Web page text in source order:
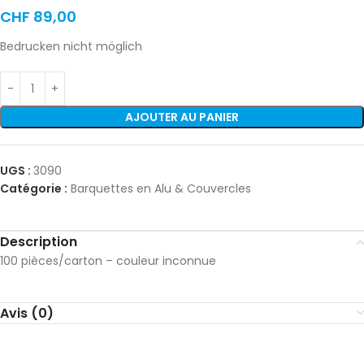
CHF 89,00
Bedrucken nicht möglich
AJOUTER AU PANIER
UGS : 3090
Catégorie : Barquettes en Alu & Couvercles
Description
100 pièces/carton – couleur inconnue
Avis (0)